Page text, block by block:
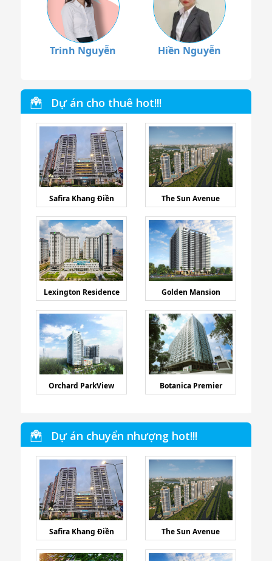
Trinh Nguyễn Hiền Nguyễn
Dự án cho thuê hot!!!
Safira Khang Điền The Sun Avenue
Lexington Residence Golden Mansion
Orchard ParkView Botanica Premier
Dự án chuyển nhượng hot!!!
Safira Khang Điền The Sun Avenue